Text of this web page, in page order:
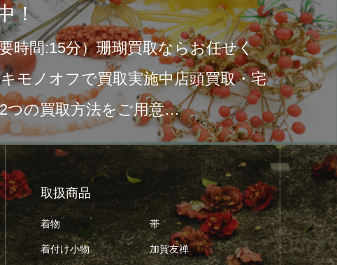
分）珊瑚買取ならお任せく
フで買取実施中店頭買取・宅
取方法をご用意…
取扱商品
着物 帯
着付け小物 加賀友禅